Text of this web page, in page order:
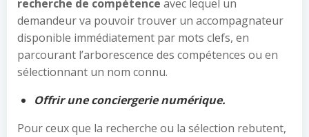
recherche de compétence avec lequel un
demandeur va pouvoir trouver un accompagnateur
disponible immédiatement par mots clefs, en
parcourant l’arborescence des compétences ou en
sélectionnant un nom connu.
Offrir une conciergerie numérique.
Pour ceux que la recherche ou la sélection rebutent,